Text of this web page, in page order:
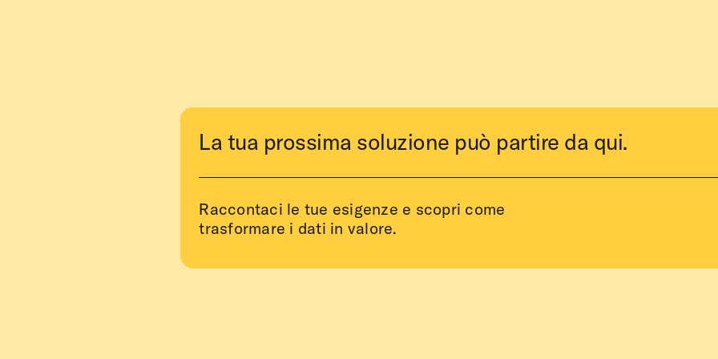
La tua prossima soluzione può partire da qui.
Raccontaci le tue esigenze e scopri come
trasformare i dati in valore.